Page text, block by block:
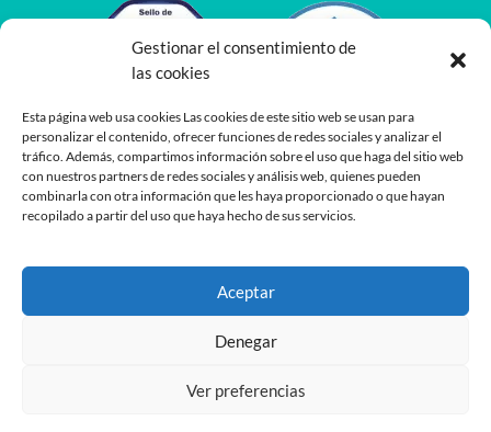
Gestionar el consentimiento de
las cookies
Esta página web usa cookies Las cookies de este sitio web se usan para
personalizar el contenido, ofrecer funciones de redes sociales y analizar el
tráfico. Además, compartimos información sobre el uso que haga del sitio web
con nuestros partners de redes sociales y análisis web, quienes pueden
combinarla con otra información que les haya proporcionado o que hayan
recopilado a partir del uso que haya hecho de sus servicios.
Aceptar
Denegar
Ver preferencias